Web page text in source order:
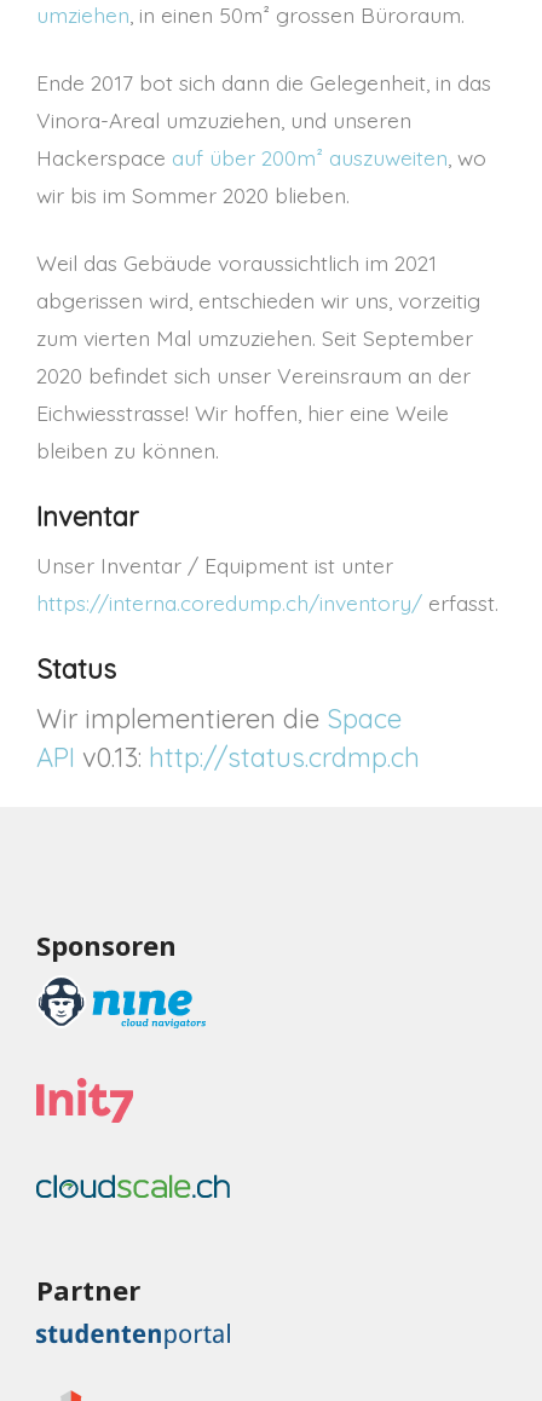
umziehen , in einen 50m² grossen Büroraum.
Ende 2017 bot sich dann die Gelegenheit, in das
Vinora-Areal umzuziehen, und unseren
Hackerspace auf über 200m² auszuweiten , wo
wir bis im Sommer 2020 blieben.
Weil das Gebäude voraussichtlich im 2021
abgerissen wird, entschieden wir uns, vorzeitig
zum vierten Mal umzuziehen. Seit September
2020 befindet sich unser Vereinsraum an der
Eichwiesstrasse! Wir hoffen, hier eine Weile
bleiben zu können.
Inventar
Unser Inventar / Equipment ist unter
https://interna.coredump.ch/inventory/ erfasst.
Status
Wir implementieren die Space
API v0.13: http://status.crdmp.ch
Sponsoren
Partner